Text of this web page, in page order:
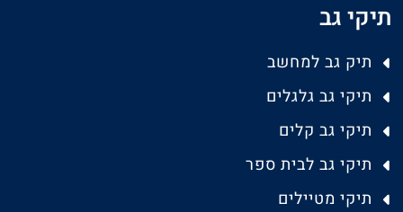
תיקי גב
תיק גב למחשב
תיקי גב גלגלים
תיקי גב קלים
תיקי גב לבית ספר
תיקי מטיילים